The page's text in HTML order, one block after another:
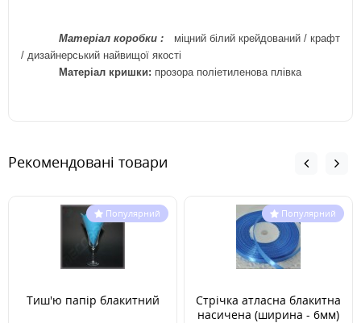
Матеріал коробки :
міцний білий крейдований / крафт
/ дизайнерський найвищої якості
Матеріал кришки: прозора поліетиленова плівка
Рекомендовані товари
Популярний
Тиш'ю папір блакитний
Популярний
Стрічка атласна блакитна
насичена (ширина - 6мм)